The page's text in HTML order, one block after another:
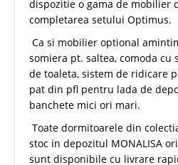
dispozitie o gama de mobilier
completarea setului Optimus.
Ca si mobilier optional
somiera pt. saltea, comoda cu
de toaleta, sistem de ridicare
pat din pfl pentru lada de
banchete mici ori mari.
Toate dormitoarele din
stoc in depozitul MONALISA
sunt disponibile cu livrare